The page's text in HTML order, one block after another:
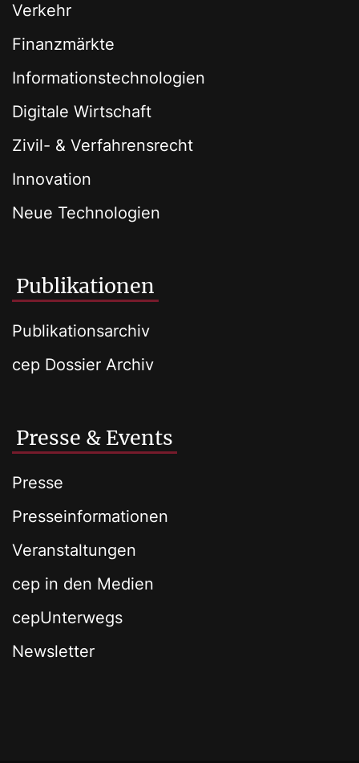
Verkehr
Finanzmärkte
Informationstechnologien
Digitale Wirtschaft
Zivil- & Verfahrensrecht
Innovation
Neue Technologien
Publikationen
Publikationsarchiv
cep Dossier Archiv
Presse & Events
Presse
Presseinformationen
Veranstaltungen
cep in den Medien
cepUnterwegs
Newsletter